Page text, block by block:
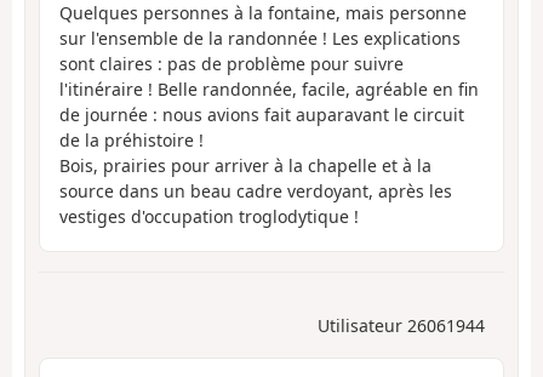
Quelques personnes à la fontaine, mais personne
sur l'ensemble de la randonnée ! Les explications
sont claires : pas de problème pour suivre
l'itinéraire ! Belle randonnée, facile, agréable en fin
de journée : nous avions fait auparavant le circuit
de la préhistoire !
Bois, prairies pour arriver à la chapelle et à la
source dans un beau cadre verdoyant, après les
vestiges d'occupation troglodytique !
Utilisateur 26061944